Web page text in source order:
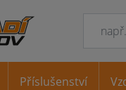
Příslušenství